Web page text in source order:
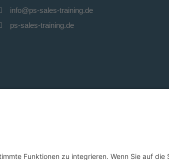
info@ps-sales-training.de
ps-sales-training.de